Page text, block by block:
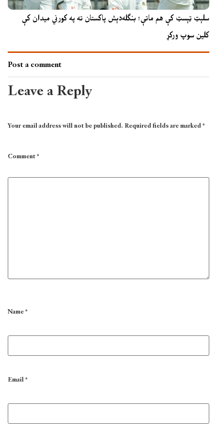
سلېټ ټېسټ کې هم ماتې؛ بنګله‌دېش پاکستان ته په کورني میدان کې
کلین سوپ ورکړ
Post a comment
Leave a Reply
Your email address will not be published.Required fields are marked*
Comment*
Name*
Email*